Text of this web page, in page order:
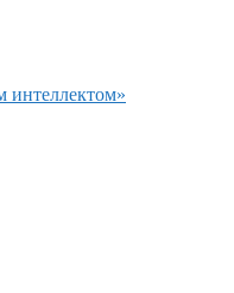
интеллектом»